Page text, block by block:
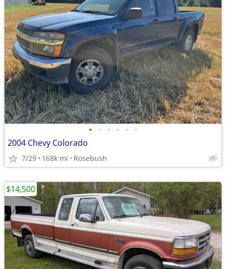
• • • • • •
2004 Chevy Colorado
7/29 168k mi Rosebush
$14,500